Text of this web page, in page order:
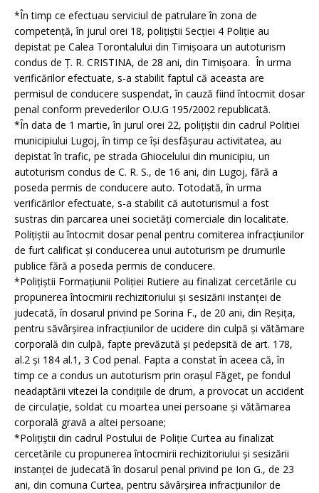
*În timp ce efectuau serviciul de patrulare în zona de
competenţă, în jurul orei 18, poliţiştii Secţiei 4 Poliţie au
depistat pe Calea Torontalului din Timişoara un autoturism
condus de Ţ. R. CRISTINA, de 28 ani, din Timişoara. În urma
verificărilor efectuate, s-a stabilit faptul că aceasta are
permisul de conducere suspendat, în cauză fiind întocmit dosar
penal conform prevederilor O.U.G 195/2002 republicată.
*În data de 1 martie, în jurul orei 22, poliţiştii din cadrul Politiei
municipiului Lugoj, în timp ce îşi desfăşurau activitatea, au
depistat în trafic, pe strada Ghiocelului din municipiu, un
autoturism condus de C. R. S., de 16 ani, din Lugoj, fără a
poseda permis de conducere auto. Totodată, în urma
verificărilor efectuate, s-a stabilit că autoturismul a fost
sustras din parcarea unei societăţi comerciale din localitate.
Poliţiştii au întocmit dosar penal pentru comiterea infracţiunilor
de furt calificat şi conducerea unui autoturism pe drumurile
publice fără a poseda permis de conducere.
*Poliţiştii Formaţiunii Poliţiei Rutiere au finalizat cercetările cu
propunerea întocmirii rechizitoriului şi sesizării instanţei de
judecată, în dosarul privind pe Sorina F., de 20 ani, din Reşiţa,
pentru săvârşirea infracţiunilor de ucidere din culpă şi vătămare
corporală din culpă, fapte prevăzută şi pedepsită de art. 178,
al.2 şi 184 al.1, 3 Cod penal. Fapta a constat în aceea că, în
timp ce a condus un autoturism prin oraşul Făget, pe fondul
neadaptării vitezei la condiţiile de drum, a provocat un accident
de circulaţie, soldat cu moartea unei persoane şi vătămarea
corporală gravă a altei persoane;
*Poliţiştii din cadrul Postului de Poliţie Curtea au finalizat
cercetările cu propunerea întocmirii rechizitoriului şi sesizării
instanţei de judecată în dosarul penal privind pe Ion G., de 23
ani, din comuna Curtea, pentru săvârşirea infracţiunilor de